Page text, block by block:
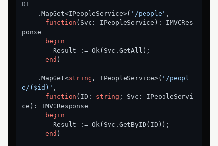
DI
    .MapGet<IPeopleService>(
'/people' ,
function (Svc: IPeopleService) :
IMVCRes
ponse
begin
end )
    .MapGet<
string , IPeopleService>( '/peopl
e/($id)' ,
function (ID: string ; Svc: IPeopleServi
ce) :
IMVCResponse
begin
end )